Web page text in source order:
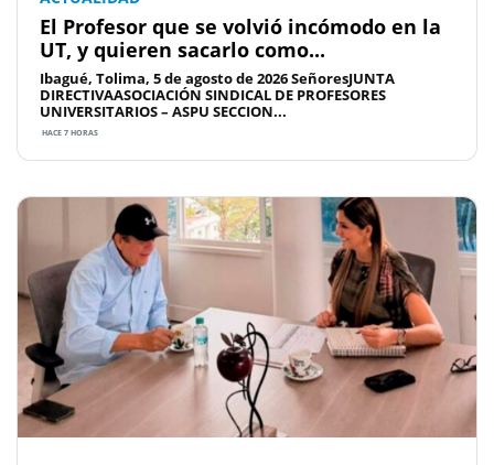
El Profesor que se volvió incómodo en la
UT, y quieren sacarlo como...
Ibagué, Tolima, 5 de agosto de 2026 SeñoresJUNTA
DIRECTIVAASOCIACIÓN SINDICAL DE PROFESORES
UNIVERSITARIOS – ASPU SECCION...
HACE 7 HORAS